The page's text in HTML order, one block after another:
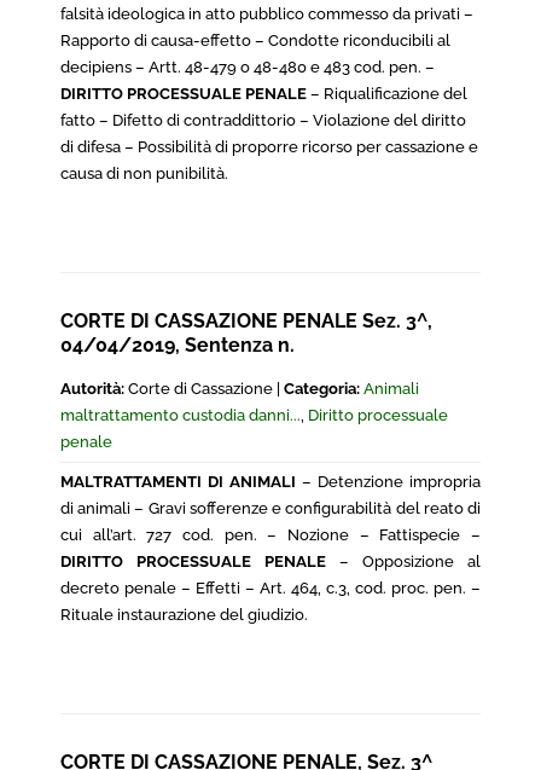
falsità ideologica in atto pubblico commesso da privati –
Rapporto di causa-effetto – Condotte riconducibili al
decipiens – Artt. 48-479 o 48-480 e 483 cod. pen. –
DIRITTO PROCESSUALE PENALE – Riqualificazione del
fatto – Difetto di contraddittorio – Violazione del diritto
di difesa – Possibilità di proporre ricorso per cassazione e
causa di non punibilità.
CORTE DI CASSAZIONE PENALE Sez. 3^,
04/04/2019, Sentenza n.
Autorità: Corte di Cassazione | Categoria: Animali
maltrattamento custodia danni..., Diritto processuale
penale
MALTRATTAMENTI DI ANIMALI – Detenzione impropria
di animali – Gravi sofferenze e configurabilità del reato di
cui all’art. 727 cod. pen. – Nozione – Fattispecie –
DIRITTO PROCESSUALE PENALE – Opposizione al
decreto penale – Effetti – Art. 464, c.3, cod. proc. pen. –
Rituale instaurazione del giudizio.
CORTE DI CASSAZIONE PENALE, Sez. 3^